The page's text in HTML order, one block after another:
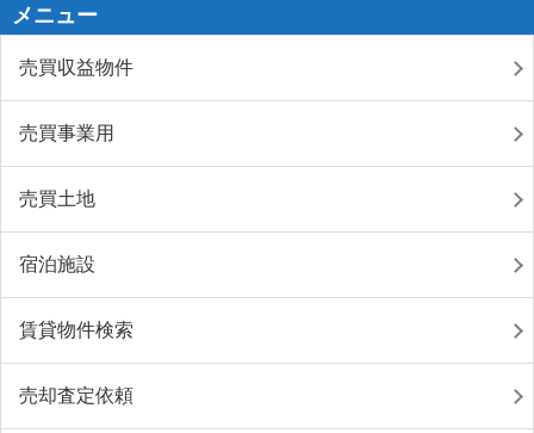
メニュー
売買収益物件
売買事業用
売買土地
宿泊施設
賃貸物件検索
売却査定依頼